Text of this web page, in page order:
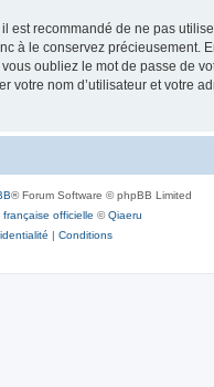
recommandé de ne pas
à le conservez précieusement.
oubliez le mot de passe de
nom d’utilisateur et votre
® Forum Software © phpBB Limited
officielle ©Qiaeru
| Conditions